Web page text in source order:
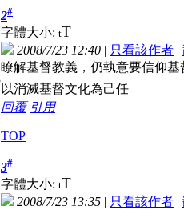
2#
字體大小: tT
2008/7/23 12:40 | 只看該作者 |
瞭解基督教義，仍執意要信仰
以消滅基督文化為己任
回覆 引用
TOP
3#
字體大小: tT
2008/7/23 13:35 | 只看該作者 |